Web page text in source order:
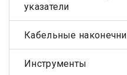
указатели
Кабельные
Инструменты